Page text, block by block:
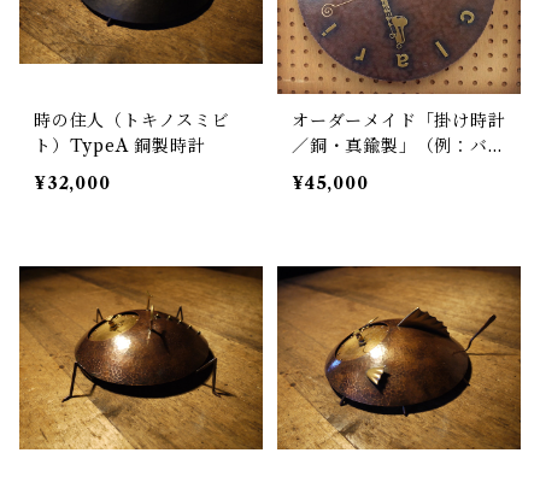
時の住人（トキノスミビ
ト）TypeA 銅製時計
¥32,000
オーダーメイド「掛け時計
／銅・真鍮製」（例：バス
クラリネット、マンタでの
オーダー）
¥45,000